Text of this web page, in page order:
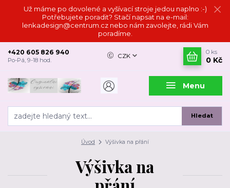
Už máme po dovolené a vyšívací stroje jedou naplno :-)
Potřebujete poradit? Stačí napsat na e-mail:
lenkadesign@centrum.cz nebo nám zavolejte, rádi Vám
poradíme.
Menu
CZK
Hledat
+420 605 826 940
Po-Pá, 9-18 hod.
0 ks
0 Kč
Úvod Výšivka na přání
Výšivka na